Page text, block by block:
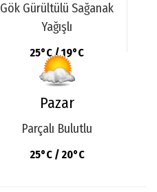
Gök Gürültülü Sağanak
Yağışlı
25°C / 19°C
Pazar
Parçalı Bulutlu
25°C / 20°C